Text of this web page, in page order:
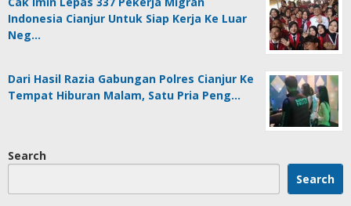
Indonesia Cianjur Untuk Siap Kerja Ke Luar
Neg…
Dari Hasil Razia Gabungan Polres Cianjur Ke
Tempat Hiburan Malam, Satu Pria Peng…
Search
Search